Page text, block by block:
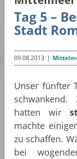
Tag 5 –
Stadt
09.08.2013 |
Unser fünfter
hatten wir
machte
zu schaffen.
bei